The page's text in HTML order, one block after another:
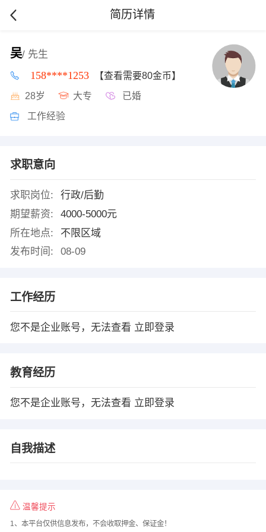
简历详情
吴/ 先生
158****1253 【查看需要80金币】
28岁 大专 已婚
工作经验
求职意向
求职岗位:
行政/后勤
期望薪资:
4000-5000元
所在地点:
不限区域
发布时间:
08-09
工作经历
您不是企业账号，无法查看 立即登录
教育经历
您不是企业账号，无法查看 立即登录
自我描述
温馨提示
1、本平台仅供信息发布，不会收取押金、保证金！